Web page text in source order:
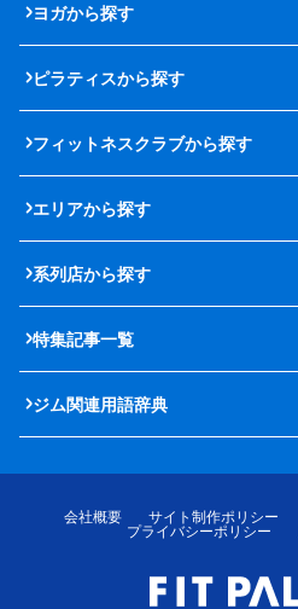
ヨガから探す
ピラティスから探す
フィットネスクラブから探す
エリアから探す
系列店から探す
特集記事一覧
ジム関連用語辞典
会社概要 サイト制作ポリシー
プライバシーポリシー